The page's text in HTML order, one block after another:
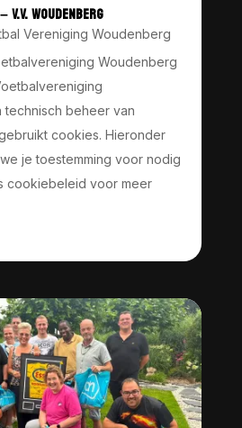
WOUDENBERG
Vereniging Woudenberg
Woudenberg
technisch beheer van
cookies. Hieronder
je toestemming voor nodig
cookiebeleid voor meer